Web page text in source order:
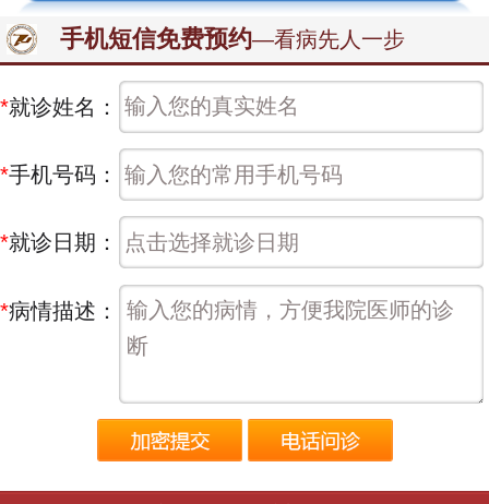
手机短信免费预约—看病先人一步
*就诊姓名：
*手机号码：
*就诊日期：
*病情描述：